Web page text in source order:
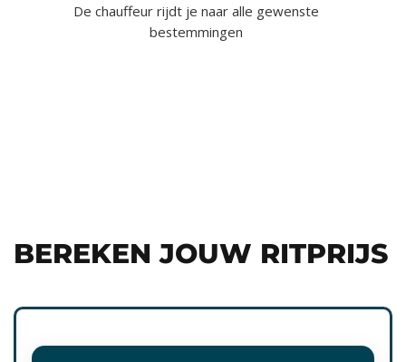
De chauffeur rijdt je naar alle gewenste
bestemmingen
BEREKEN JOUW RITPRIJS